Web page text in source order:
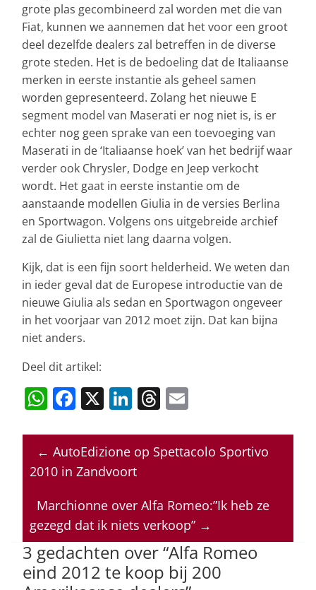
grote plas gecombineerd zal worden met die van
Fiat, kunnen we aannemen dat het voor een groot
deel dezelfde dealers zal betreffen in de diverse
grote steden. Het is de bedoeling dat de Italiaanse
merken in eerste instantie als geheel samen
worden gepresenteerd. Zolang het nieuwe E
segment model van Maserati er nog niet is, is er
echter nog geen sprake van een toevoeging van
Maserati in de ‘Italiaanse hoek’ van het bedrijf waar
verder ook Chrysler, Dodge en Jeep verkocht
wordt. Het gaat in eerste instantie om de
aanstaande modellen Giulia in de versies Berlina
en Sportwagon. Volgens ons uitgebreide archief
zal de Giulietta niet lang daarna volgen.
Kijk, dat is een fijn soort helderheid. We weten dan
in ieder geval dat de Europese introductie van de
nieuwe Giulia als sedan en Sportwagon ongeveer
in het voorjaar van 2012 moet zijn. Dat kan bijna
niet anders.
Deel dit artikel:
W
at
s
p
p
F
c
e
o
o
k
X Li
k
e
n
T
re
a
s
ai
l
← AutoEdizione op Spettacolo Sportivo
2010 in Zandvoort
Marchionne over Alfa Romeo:”Ik heb ze
gezegd dat ik niets verkoop” →
3 gedachten over “Alfa Romeo
eind 2012 te koop bij 200